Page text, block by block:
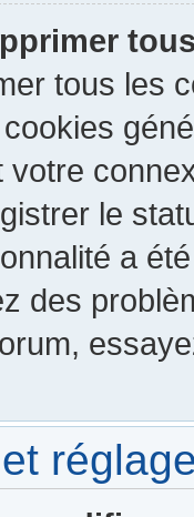
tous les
cookies
votre
le
a
des